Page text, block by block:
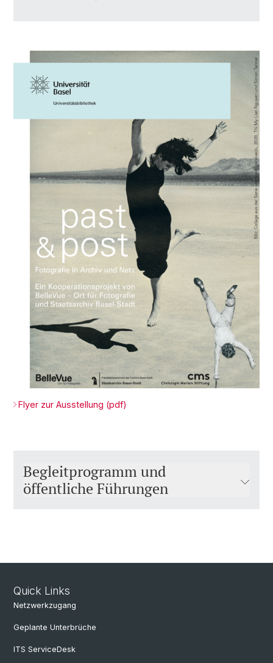
Flyer zur Ausstellung (pdf)
Begleitprogramm und
öffentliche Führungen
Quick Links
Netzwerkzugang
Geplante Unterbrüche
ITS ServiceDesk